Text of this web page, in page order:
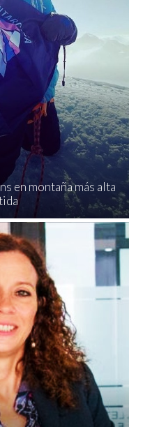
en montaña más alta